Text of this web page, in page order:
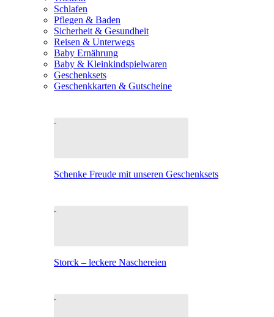
Schlafen
Pflegen & Baden
Sicherheit & Gesundheit
Reisen & Unterwegs
Baby Ernährung
Baby & Kleinkindspielwaren
Geschenksets
Geschenkkarten & Gutscheine
Schenke Freude mit unseren Geschenksets
Storck – leckere Naschereien